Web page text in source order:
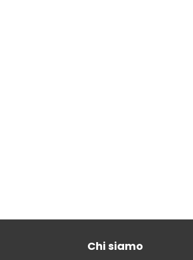
Chi siamo